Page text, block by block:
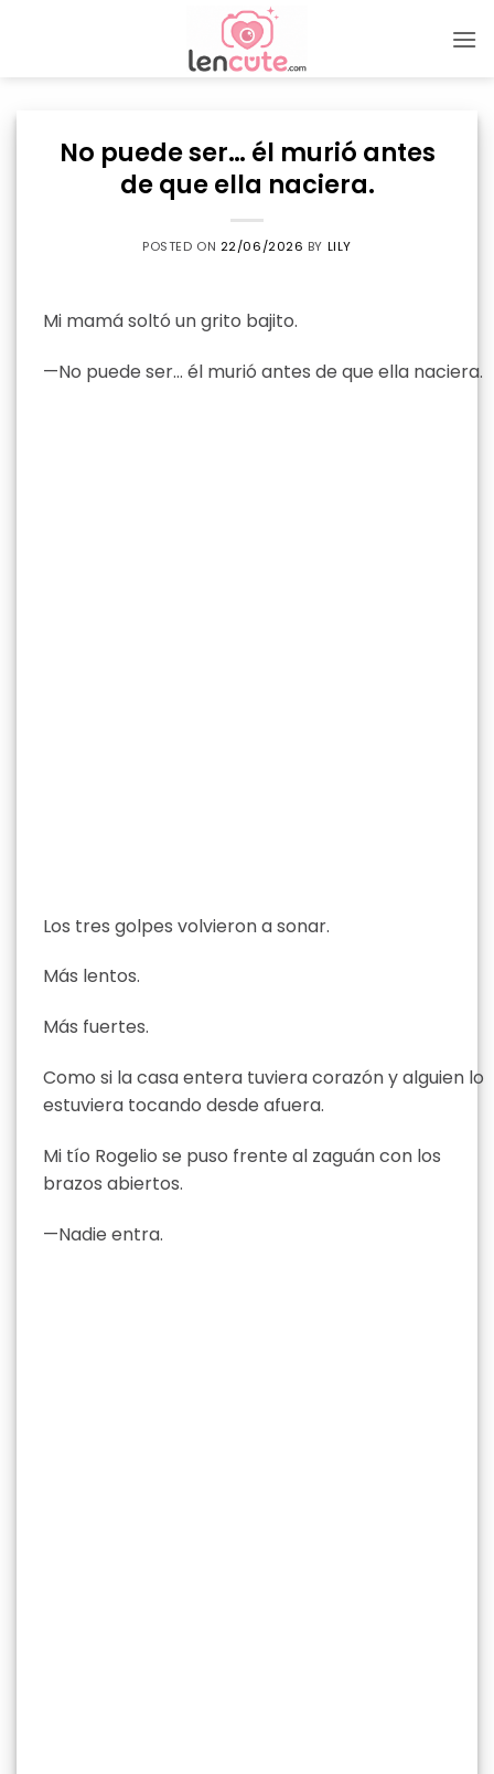
No puede ser… él murió antes
de que ella naciera.
POSTED ON 22/06/2026 BY LILY
Mi mamá soltó un grito bajito.
—No puede ser… él murió antes de que ella naciera.
Los tres golpes volvieron a sonar.
Más lentos.
Más fuertes.
Como si la casa entera tuviera corazón y alguien lo
estuviera tocando desde afuera.
Mi tío Rogelio se puso frente al zaguán con los
brazos abiertos.
—Nadie entra.